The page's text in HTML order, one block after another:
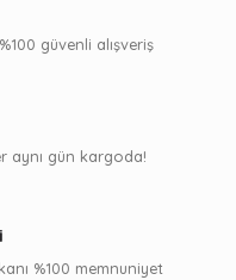
güvenli alışveriş
aynı gün kargoda!
%100 memnuniyet